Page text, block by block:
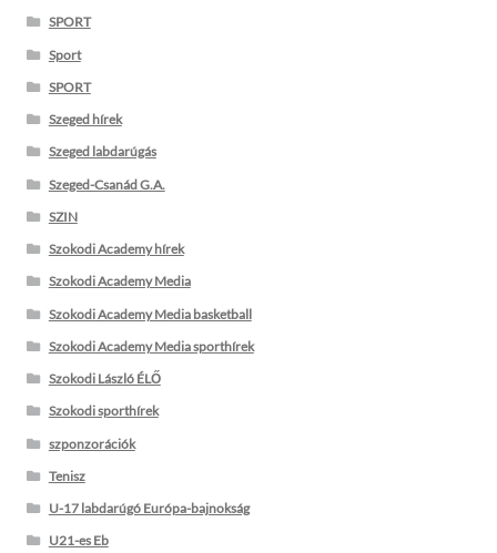
SPORT
Sport
SPORT
Szeged hírek
Szeged labdarúgás
Szeged-Csanád G.A.
SZIN
Szokodi Academy hírek
Szokodi Academy Media
Szokodi Academy Media basketball
Szokodi Academy Media sporthírek
Szokodi László ÉLŐ
Szokodi sporthírek
szponzorációk
Tenisz
U-17 labdarúgó Európa-bajnokság
U21-es Eb